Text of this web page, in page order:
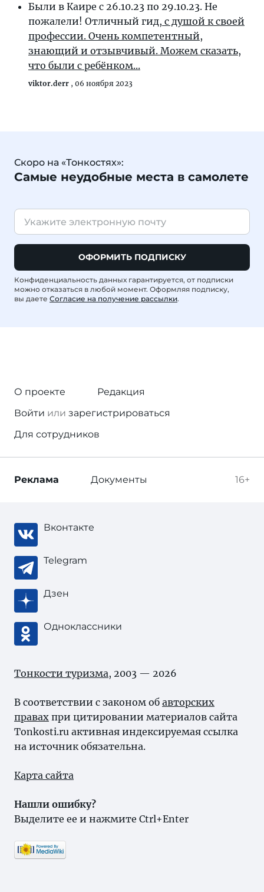
Были в Каире с 26.10.23 по 29.10.23. Не
пожалели! Отличный гид, с душой к своей
профессии. Очень компетентный,
знающий и отзывчивый. Можем сказать,
что были с ребёнком...
viktor.derr , 06 ноября 2023
Скоро на «Тонкостях»:
Самые неудобные места в самолете
ОФОРМИТЬ ПОДПИСКУ
Конфиденциальность данных гарантируется, от подписки
можно отказаться в любой момент. Оформляя подписку,
вы даете Согласие на получение рассылки.
О проекте
Редакция
Войти или зарегистрироваться
Для сотрудников
16+
Реклама Документы
Вконтакте
Telegram
Дзен
Одноклассники
Тонкости туризма, 2003 — 2026
В соответствии с законом об авторских
правах при цитировании материалов сайта
Tonkosti.ru активная индексируемая ссылка
на источник обязательна.
Карта сайта
Нашли ошибку?
Выделите ее и нажмите Ctrl+Enter